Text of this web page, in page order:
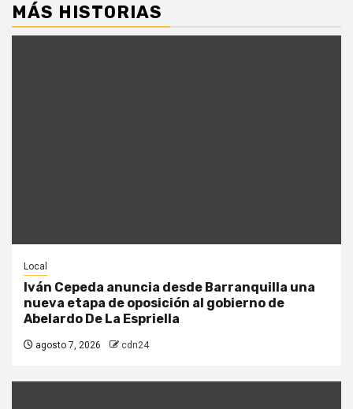
MÁS HISTORIAS
Local
Iván Cepeda anuncia desde Barranquilla una
nueva etapa de oposición al gobierno de
Abelardo De La Espriella
agosto 7, 2026 cdn24